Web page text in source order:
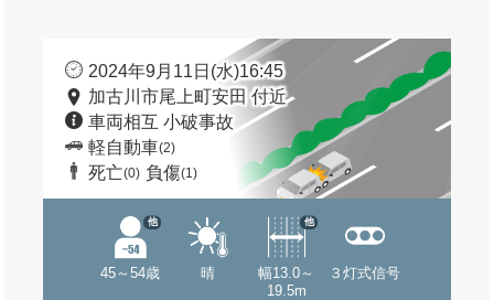
2024年9月11日(水)16:45
加古川市尾上町安田 付近
車両相互 小破事故
軽自動車(2)
死亡(0) 負傷(1)
45～54歳
他
晴
幅13.0～
19.5m
他
３灯式信号